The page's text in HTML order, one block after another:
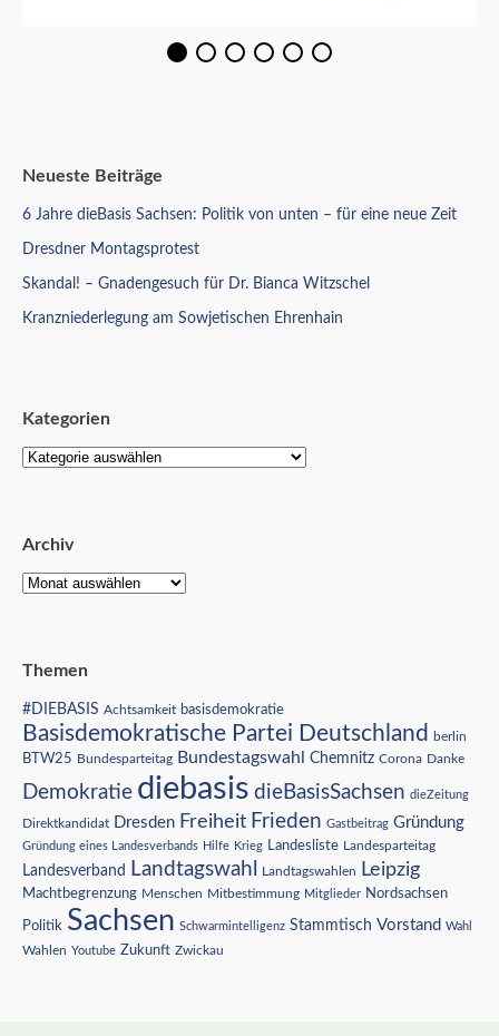
Neueste Beiträge
6 Jahre dieBasis Sachsen: Politik von unten – für eine neue Zeit
Dresdner Montagsprotest
Skandal! – Gnadengesuch für Dr. Bianca Witzschel
Kranzniederlegung am Sowjetischen Ehrenhain
Kategorien
Archiv
Themen
#DIEBASIS Achtsamkeit basisdemokratie
Basisdemokratische Partei Deutschland berlin
BTW25 Bundesparteitag Bundestagswahl Chemnitz Corona Danke
Demokratie diebasis dieBasisSachsen dieZeitung
Direktkandidat Dresden Freiheit Frieden Gastbeitrag Gründung
Gründung eines Landesverbands Hilfe Krieg Landesliste Landesparteitag
Landesverband Landtagswahl Landtagswahlen Leipzig
Machtbegrenzung Menschen Mitbestimmung Mitglieder Nordsachsen
Politik Sachsen Schwarmintelligenz Stammtisch Vorstand Wahl
Wahlen Youtube Zukunft Zwickau